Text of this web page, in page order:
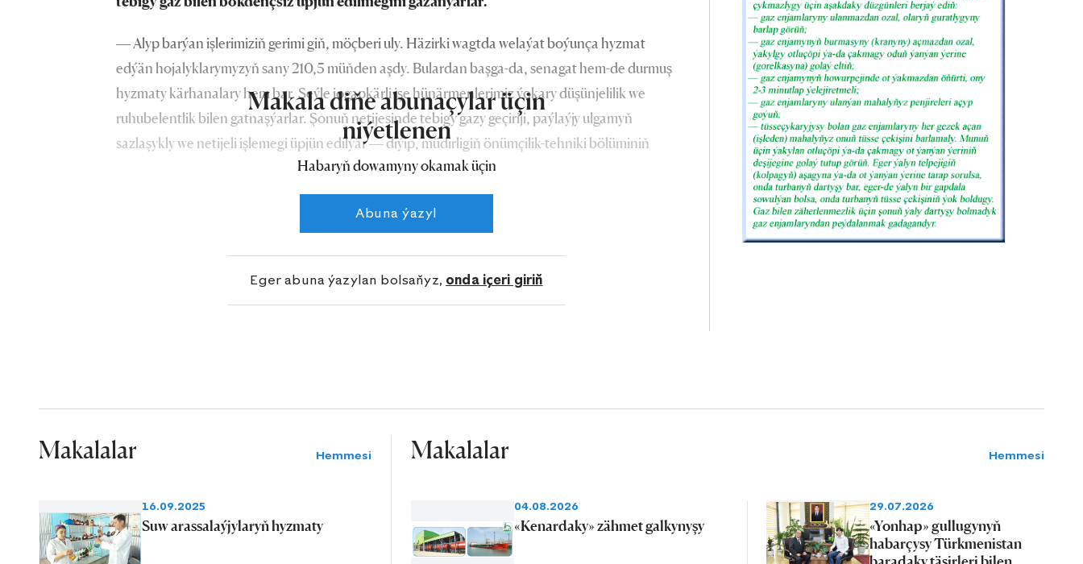
— Alyp barýan işlerimiziň gerimi giň, möçberi uly. Häzirki wagtda welaýat boýunça hyzmat
edýän hojalyklarymyzyň sany 210,5 müňden aşdy. Bulardan başga-da, senagat hem-de durmuş
hyzmaty kärhanalary hem bar. Şeýle jogapkärli işe hünärmenlerimiz ýokary düşünjelilik we
ruhubelentlik bilen gatnaşýarlar. Şonuň netijesinde tebigy gazy geçiriji, paýlaýjy ulgamyň
sazlaşykly we netijeli işlemegi üpjün edilýär — diýip, müdirligiň önümçilik-tehniki bölüminiň
başlygy Alişer Bazarow gürrüň berýär.
Makala diňe abunaçylar üçin
niýetlenen
Habaryň dowamyny okamak üçin
Abuna ýazyl
Eger abuna ýazylan bolsaňyz, onda içeri giriň
Makalalar Hemmesi
16.09.2025
Suw arassalaýjylaryň hyzmaty
Makalalar Hemmesi
04.08.2026
«Kenardaky» zähmet galkynyşy
29.07.2026
«Yonhap» gullugynyň
habarçysy Türkmenistan